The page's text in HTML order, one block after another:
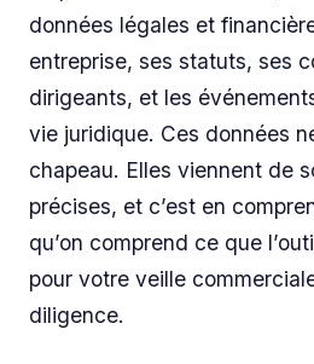
données légales et
entreprise, ses statuts, ses
dirigeants, et les
vie juridique. Ces données
chapeau. Elles viennent de
précises, et c’est en
qu’on comprend ce que
pour votre veille
diligence.